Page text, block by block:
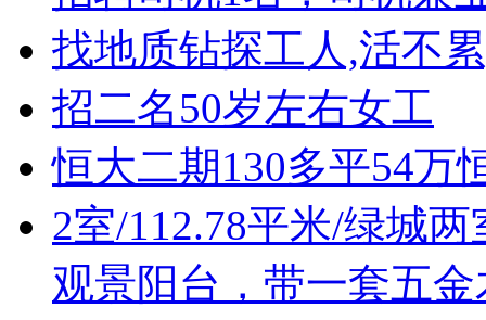
找地质钻探工人,活不
招二名50岁左右女工
恒大二期130多平54万
2室/112.78平米/绿城
观景阳台，带一套五